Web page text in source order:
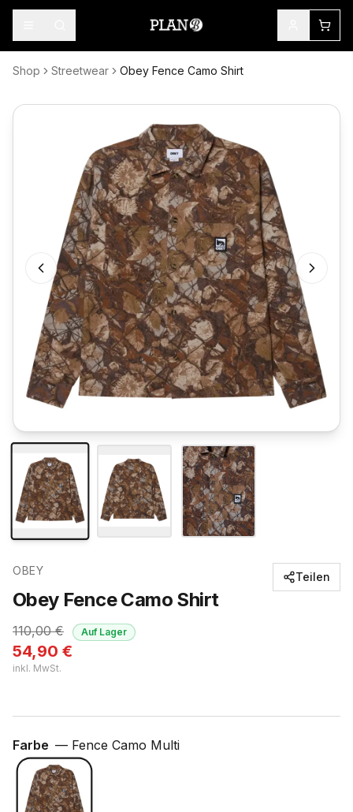
Shop Streetwear Obey Fence Camo Shirt
OBEY
Obey Fence Camo Shirt
110,00€
54,90 €
inkl. MwSt.
Auf Lager
Teilen
Farbe — Fence Camo Multi